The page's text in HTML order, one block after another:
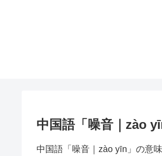
中国語「噪音｜zào
中国語「噪音｜zào yīn」の意